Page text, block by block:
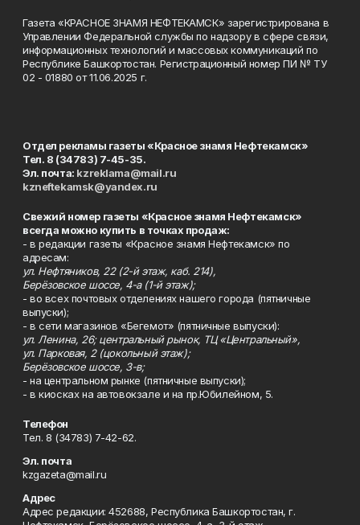
Газета «КРАСНОЕ ЗНАМЯ НЕФТЕКАМСК» зарегистрирована в
Управлении Федеральной службы по надзору в сфере связи,
информационных технологий и массовых коммуникаций по
Республике Башкортостан. Регистрационный номер ПИ № ТУ
02 - 01880 от 11.06.2025 г.
Отдел рекламы газеты «Красное знамя Нефтекамск»
Тел. 8 (34783) 7-45-35.
Эл. почта: kzreklama@mail.ru
kzneftekamsk@yandex.ru
Свежий номер газеты «Красное знамя Нефтекамск»
всегда можно купить в точках продаж:
- в редакции газеты «Красное знамя Нефтекамск» по
адресам:
ул. Нефтяников, 22 (2-й этаж, каб. 214),
Берёзовское шоссе, 4-а (1-й этаж);
- во всех почтовых отделениях нашего города (пятничные
выпуски);
- в сети магазинов «Бегемот» (пятничные выпуски):
ул. Ленина, 26; центральный рынок, ТЦ «Центральный»,
ул. Парковая, 2 (цокольный этаж);
Берёзовское шоссе, 3-в;
- на центральном рынке (пятничные выпуски);
- в киосках на автовокзале и на пр.Юбилейном, 5.
Телефон
Тел. 8 (34783) 7-42-62.
Эл. почта
kzgazeta@mail.ru
Адрес
Адрес редакции: 452688, Республика Башкортостан, г.